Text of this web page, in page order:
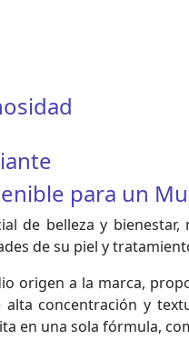
para un
de belleza y
de su piel y
origen a la marca,
concentración y
en una sola fórmula,